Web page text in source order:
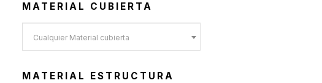
Banquetas y Poufs de
Exterior
(19)
Mesas de Exterior (19)
MATERIAL CUBIERTA
Cualquier Material cubierta
MATERIAL ESTRUCTURA